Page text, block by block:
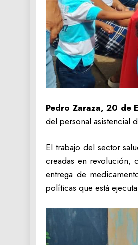
Pedro Zaraza, 20 de
del personal asistencial
El trabajo del sector
creadas en revolución,
entrega de
políticas que está